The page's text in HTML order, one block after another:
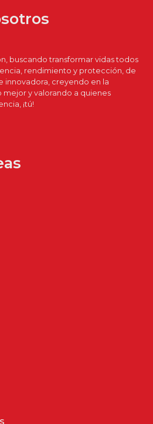
buscando transformar vidas todos
rendimiento y protección, de
innovadora, creyendo en la
y valorando a quienes
¡tú!